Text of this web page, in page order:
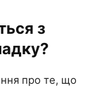
з
про те, що